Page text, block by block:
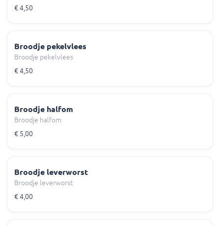
€ 4,50
Broodje pekelvlees
Broodje pekelvlees
€ 4,50
Broodje halfom
Broodje halfom
€ 5,00
Broodje leverworst
Broodje leverworst
€ 4,00